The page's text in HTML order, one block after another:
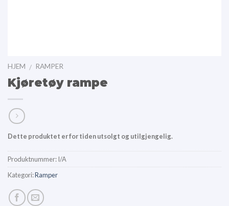
HJEM / RAMPER
Kjøretøy rampe
Dette produktet er for tiden utsolgt og utilgjengelig.
Produktnummer:I/A
Kategori:Ramper